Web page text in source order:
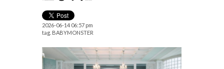
2026-06-14 06:57 pm
tag. BABYMONSTER